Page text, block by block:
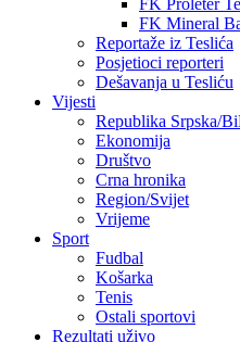
FK Proleter
FK Mineral
Reportaže iz Teslića
Posjetioci reporteri
Dešavanja u Tesliću
Vijesti
Republika Srpska/
Ekonomija
Društvo
Crna hronika
Region/Svijet
Vrijeme
Sport
Fudbal
Košarka
Tenis
Ostali sportovi
Rezultati uživo